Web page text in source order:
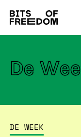
Search
for:
De
DE WEEK